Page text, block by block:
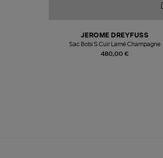
480,00 €
JEROME DREYFUSS
Sac Bobi S Cuir Lamé Champagne